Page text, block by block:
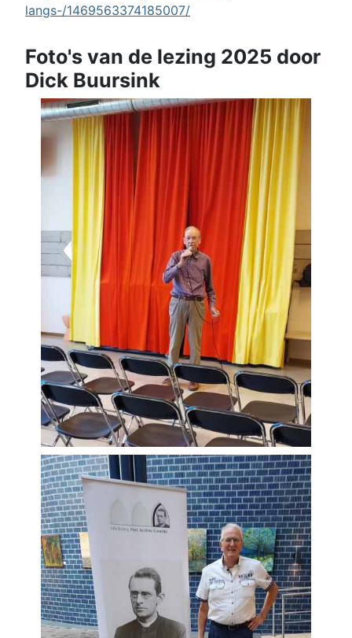
langs-/1469563374185007/
Foto's van de lezing 2025 door
Dick Buursink